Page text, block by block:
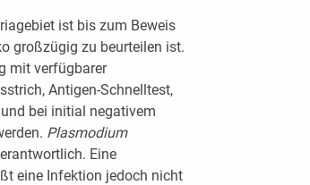
ist bis zum Beweis
großzügig zu beurteilen ist.
mit verfügbarer
Antigen-Schnelltest,
bei initial negativem
Plasmodium
Eine
eine Infektion jedoch nicht